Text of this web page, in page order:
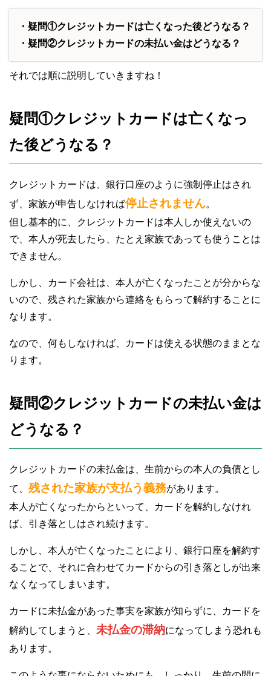
・疑問①クレジットカードは亡くなった後どうなる？
・疑問②クレジットカードの未払い金はどうなる？
それでは順に説明していきますね！
疑問①クレジットカードは亡くなっ
た後どうなる？
クレジットカードは、銀行口座のように強制停止はされ
ず、家族が申告しなければ停止されません。
但し基本的に、クレジットカードは本人しか使えないの
で、本人が死去したら、たとえ家族であっても使うことは
できません。
しかし、カード会社は、本人が亡くなったことが分からな
いので、残された家族から連絡をもらって解約することに
なります。
なので、何もしなければ、カードは使える状態のままとな
ります。
疑問②クレジットカードの未払い金は
どうなる？
クレジットカードの未払金は、生前からの本人の負債とし
て、 残された家族が支払う義務があります。
本人が亡くなったからといって、カードを解約しなけれ
ば、引き落としはされ続けます。
しかし、本人が亡くなったことにより、銀行口座を解約す
ることで、それに合わせてカードからの引き落としが出来
なくなってしまいます。
カードに未払金があった事実を家族が知らずに、カードを
解約してしまうと、 未払金の滞納になってしまう恐れも
あります。